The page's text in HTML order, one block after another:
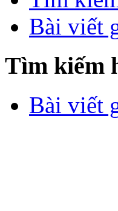
Bài viết
Tìm kiếm
Bài viết